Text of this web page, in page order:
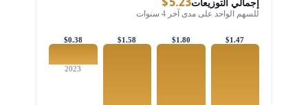
إجمالي التوزيعات
للسهم الواحد على مدى آخر 4 سنوات
$1.47
$1.80
$1.58
$0.38
2023